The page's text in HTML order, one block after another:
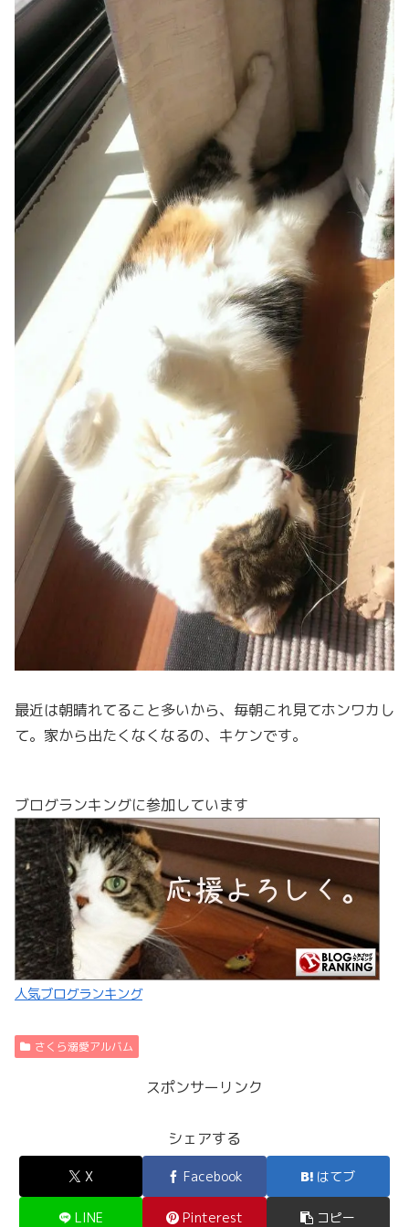
最近は朝晴れてること多いから、毎朝これ見てホンワカし
て。家から出たくなくなるの、キケンです。
ブログランキングに参加しています
人気ブログランキング
さくら溺愛アルバム
スポンサーリンク
シェアする
X Facebook はてブ
LINE Pinterest コピー